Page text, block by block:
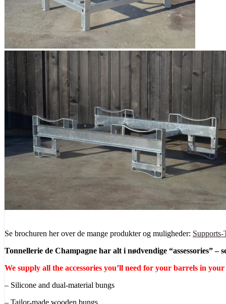
Se brochuren her over de mange produkter og muligheder: Supports-
Tonnellerie de Champagne har alt i nødvendige “assessories” –
We supply all the accessories you’ll need for your barrels in
– Silicone and dual-material bungs
– Tailor-made wooden bungs